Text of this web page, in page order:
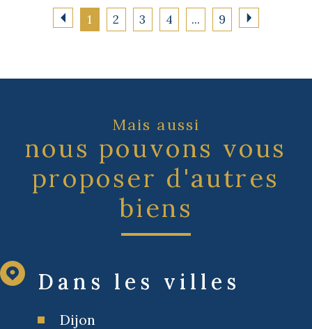
1 2 3 4 ... 9
Mais aussi
nous pouvons vous
proposer d'autres
biens
Dans les villes
Dijon